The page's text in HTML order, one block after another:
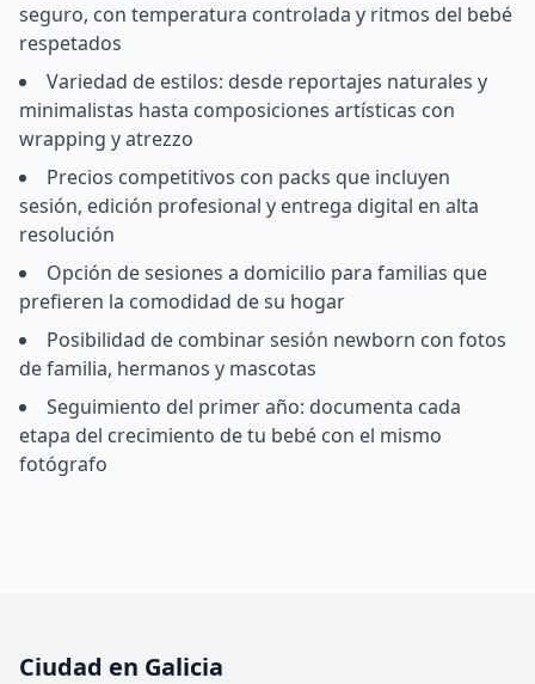
seguro, con temperatura controlada y ritmos del bebé
respetados
Variedad de estilos: desde reportajes naturales y
minimalistas hasta composiciones artísticas con
wrapping y atrezzo
Precios competitivos con packs que incluyen
sesión, edición profesional y entrega digital en alta
resolución
Opción de sesiones a domicilio para familias que
prefieren la comodidad de su hogar
Posibilidad de combinar sesión newborn con fotos
de familia, hermanos y mascotas
Seguimiento del primer año: documenta cada
etapa del crecimiento de tu bebé con el mismo
fotógrafo
Ciudad en Galicia